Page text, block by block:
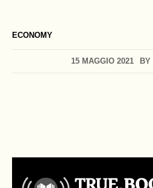
ECONOMY
15 MAGGIO 2021 BY